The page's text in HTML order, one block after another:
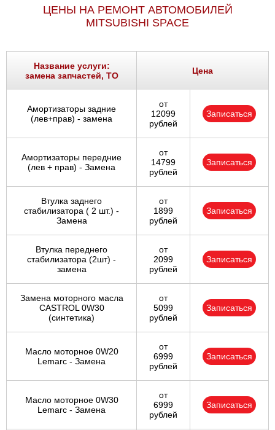
Петрозаводск
Самара
Санкт-Петербург
Саратов
Сургут
Тольятти
Тула
Тюмень
Ульяновск
Чебоксары
Челябинск
Череповец
ЦЕНЫ НА РЕМОНТ АВТОМОБИЛЕЙ
MITSUBISHI SPACE
Название услуги:
замена запчастей, ТО
Цена
Амортизаторы задние
(лев+прав) - замена
от
12099
рублей
Записаться
Амортизаторы передние
(лев + прав) - Замена
от
14799
рублей
Записаться
Втулка заднего
стабилизатора ( 2 шт.) -
Замена
от
1899
рублей
Записаться
Втулка переднего
стабилизатора (2шт) -
замена
от
2099
рублей
Записаться
Замена моторного масла
CASTROL 0W30
(синтетика)
от
5099
рублей
Записаться
Масло моторное 0W20
Lemarc - Замена
от
6999
рублей
Записаться
Масло моторное 0W30
Lemarc - Замена
от
6999
рублей
Записаться